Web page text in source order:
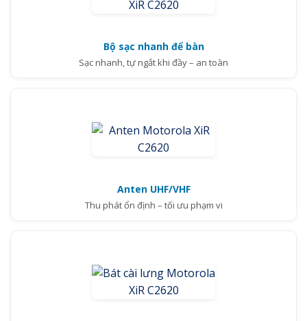
Bộ sạc nhanh để bàn
Sạc nhanh, tự ngắt khi đầy – an toàn
Anten UHF/VHF
Thu phát ổn định – tối ưu phạm vi